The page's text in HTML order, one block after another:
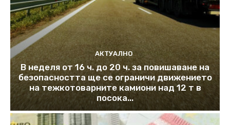
АКТУАЛНО
В неделя от 16 ч. до 20 ч. за повишаване на
безопасността ще се ограничи движението
на тежкотоварните камиони над 12 т в
посока...